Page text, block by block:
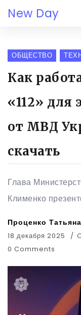
New Day
ОБЩЕСТВО
Как
«112» для
от МВД
скачать
Глава
Клименко
Проценко Татьяна
18 декабря 2025
0 Comments